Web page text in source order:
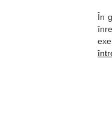
În